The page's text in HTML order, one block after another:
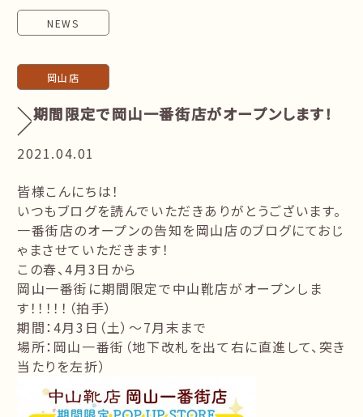
NEWS
岡山店
＼期間限定で岡山一番街店がオープンします！
／
2021.04.01
皆様こんにちは！
いつもブログを読んでいただきありがとうございます。
一番街店のオープンの告知を岡山店のブログにておじ
ゃまさせていただきます！
この春、4月3日から
岡山一番街に期間限定で中山靴店がオープンしま
す！！！！！（拍手）
期間：4月3日（土）～7月末まで
場所：岡山一番街（地下改札を出て右に直進して、突き
当たりを左折）